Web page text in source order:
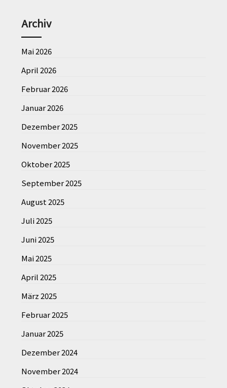
Archiv
Mai 2026
April 2026
Februar 2026
Januar 2026
Dezember 2025
November 2025
Oktober 2025
September 2025
August 2025
Juli 2025
Juni 2025
Mai 2025
April 2025
März 2025
Februar 2025
Januar 2025
Dezember 2024
November 2024